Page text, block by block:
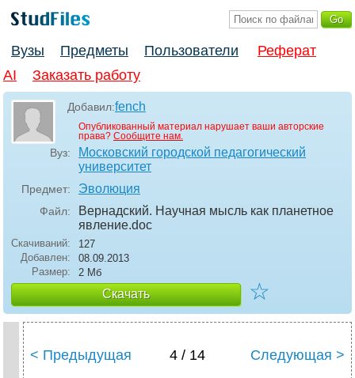
Вузы Предметы Пользователи
Реферат
AI
Заказать работу
Добавил:fench
Опубликованный материал нарушает ваши авторские
права? Сообщите нам.
Вуз:
Московский городской педагогический
университет
Предмет: Эволюция
Файл:
Вернадский. Научная мысль как планетное
явление.doc
Скачиваний:
127
Добавлен:
08.09.2013
Размер:
2 Мб
Скачать ☆
< Предыдущая 4 / 14 Следующая >